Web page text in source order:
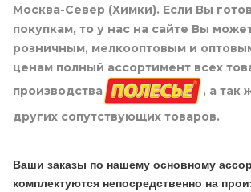
Москва-Север (Химки). Если Вы
покупкам, то у нас на сайте Вы
розничным, мелкооптовым и
ценам полный ассортимент всех
производства
, а так
других сопутствующих товаров.
Ваши заказы по нашему основному
комплектуются непосредственно на